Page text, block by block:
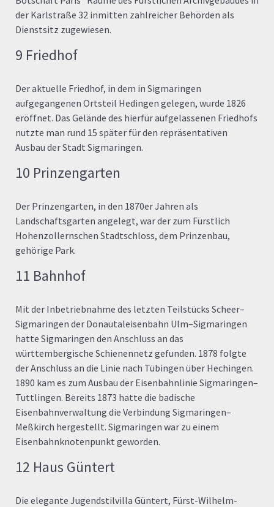
der Karlstraße 32 inmitten zahlreicher Behörden als
Dienstsitz zugewiesen.
9 Friedhof
Der aktuelle Friedhof, in dem in Sigmaringen
aufgegangenen Ortsteil Hedingen gelegen, wurde 1826
eröffnet. Das Gelände des hierfür aufgelassenen Friedhofs
nutzte man rund 15 später für den repräsentativen
Ausbau der Stadt Sigmaringen.
10 Prinzengarten
Der Prinzengarten, in den 1870er Jahren als
Landschaftsgarten angelegt, war der zum Fürstlich
Hohenzollernschen Stadtschloss, dem Prinzenbau,
gehörige Park.
11 Bahnhof
Mit der Inbetriebnahme des letzten Teilstücks Scheer–
Sigmaringen der Donautaleisenbahn Ulm–Sigmaringen
hatte Sigmaringen den Anschluss an das
württembergische Schienennetz gefunden. 1878 folgte
der Anschluss an die Linie nach Tübingen über Hechingen.
1890 kam es zum Ausbau der Eisenbahnlinie Sigmaringen–
Tuttlingen. Bereits 1873 hatte die badische
Eisenbahnverwaltung die Verbindung Sigmaringen–
Meßkirch hergestellt. Sigmaringen war zu einem
Eisenbahnknotenpunkt geworden.
12 Haus Güntert
Die elegante Jugendstilvilla Güntert, Fürst-Wilhelm-